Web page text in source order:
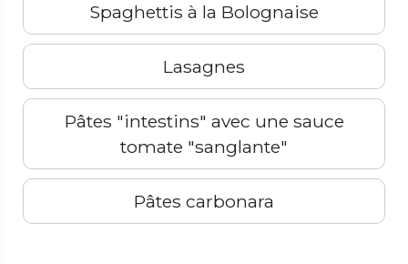
Spaghettis à la Bolognaise
Lasagnes
Pâtes "intestins" avec une sauce
tomate "sanglante"
Pâtes carbonara
Précédent Suivant